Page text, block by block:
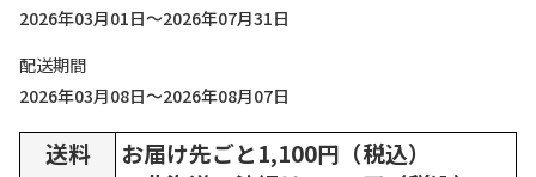
2026年03月01日～2026年07月31日
配送期間
2026年03月08日～2026年08月07日
送料
お届け先ごと1,100円（税込）